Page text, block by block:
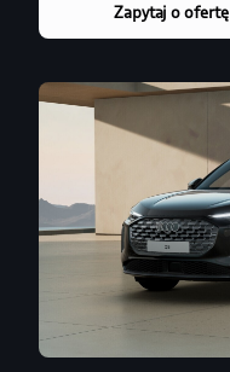
Zapytaj o ofertę